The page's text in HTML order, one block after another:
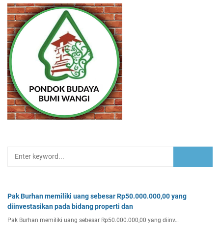
Pak Burhan memiliki uang sebesar Rp50.000.000,00 yang
diinvestasikan pada bidang properti dan
Pak Burhan memiliki uang sebesar Rp50.000.000,00 yang diinv…